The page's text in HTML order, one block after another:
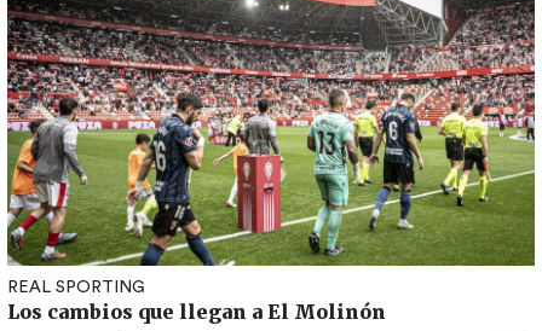
REAL SPORTING
Los cambios que llegan a El Molinón